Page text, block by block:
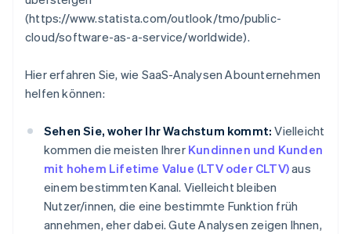
(https://www.statista.com/outlook/tmo/public-
cloud/software-as-a-service/worldwide).
Hier erfahren Sie, wie SaaS-Analysen Abounternehmen
helfen können:
Sehen Sie, woher Ihr Wachstum kommt: Vielleicht
kommen die meisten Ihrer Kundinnen und Kunden
mit hohem Lifetime Value (LTV oder CLTV)aus
einem bestimmten Kanal. Vielleicht bleiben
Nutzer/innen, die eine bestimmte Funktion früh
annehmen, eher dabei. Gute Analysen zeigen Ihnen,